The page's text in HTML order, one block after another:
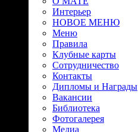
Интерьер
НОВОЕ МЕНЮ
Меню
Правила
Клубные карты
Сотрудничество
Контакты
Дипломы и Награды
Вакансии
Библиотека
Фотогалерея
Медиа